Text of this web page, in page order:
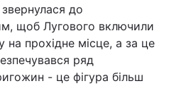
до
щоб Лугового включили
на прохідне місце, а за це
ряд
- це фігура більш